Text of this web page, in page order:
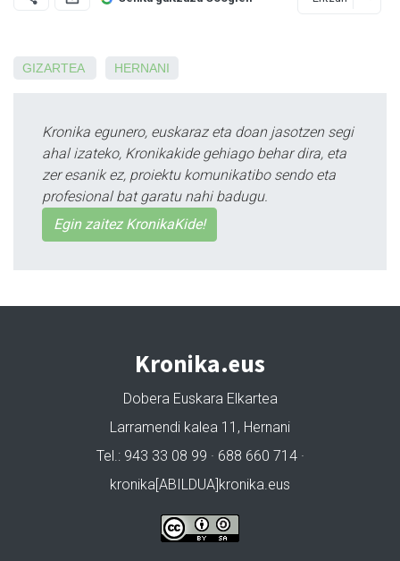
GIZARTEA HERNANI
Kronika egunero, euskaraz eta doan jasotzen segi
ahal izateko, Kronikakide gehiago behar dira, eta
zer esanik ez, proiektu komunikatibo sendo eta
profesional bat garatu nahi badugu.
Egin zaitez KronikaKide!
Kronika.eus
Dobera Euskara Elkartea
Larramendi kalea 11, Hernani
Tel.: 943 33 08 99 · 688 660 714 ·
kronika[ABILDUA]kronika.eus